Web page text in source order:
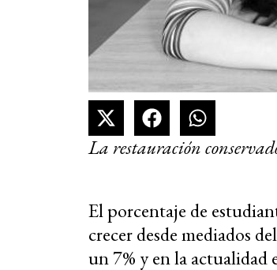
La restauración
El porcentaje de
crecer desde mediados
un 7% y en la actualidad